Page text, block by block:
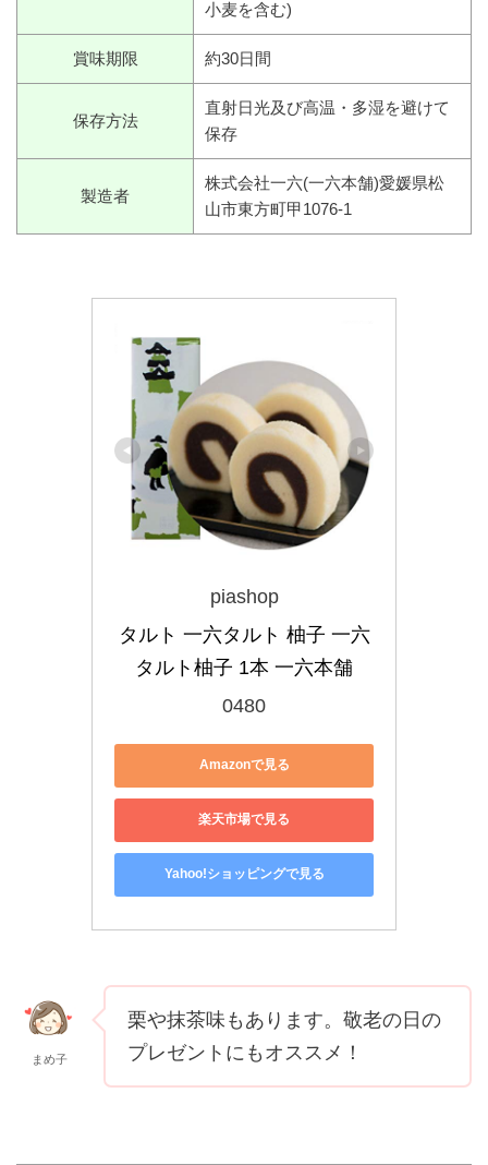
小麦を含む)
賞味期限 約30日間
保存方法
直射日光及び高温・多湿を避けて
保存
製造者
株式会社一六(一六本舗)愛媛県松
山市東方町甲1076-1
piashop
タルト 一六タルト 柚子 一六
タルト柚子 1本 一六本舗
0480
Amazonで見る
楽天市場で見る
Yahoo!ショッピングで見る
まめ子
栗や抹茶味もあります。敬老の日の
プレゼントにもオススメ！